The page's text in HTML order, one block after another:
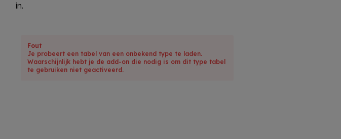
in.
Fout
Je probeert een tabel van een onbekend type te laden.
Waarschijnlijk hebt je de add-on die nodig is om dit type tabel
te gebruiken niet geactiveerd.